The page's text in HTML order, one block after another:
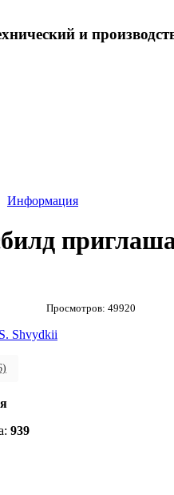
и
Информация
Просмотров: 49920
Shvydkii
939